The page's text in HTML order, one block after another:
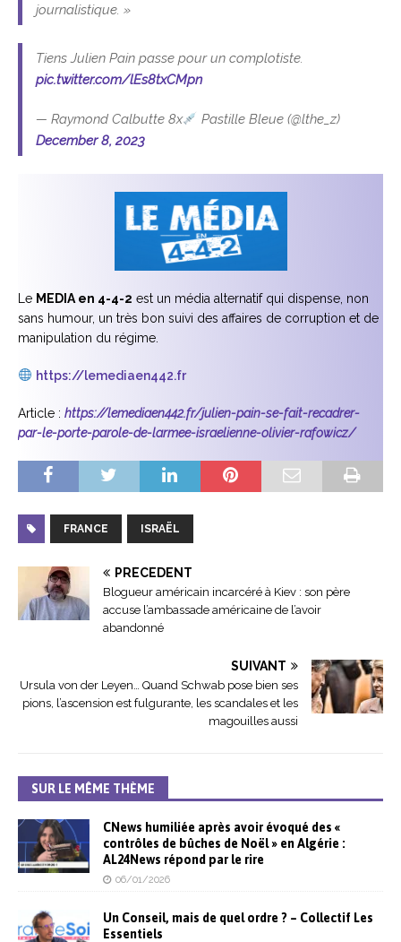
journalistique. »
Tiens Julien Pain passe pour un complotiste.
pic.twitter.com/lEs8txCMpn
— Raymond Calbutte 8x
Pastille Bleue (@lthe_z)
December 8, 2023
Le MEDIA en 4-4-2 est un média alternatif qui dispense, non
sans humour, un très bon suivi des affaires de corruption et de
manipulation du régime.
https://lemediaen442.fr
Article : https://lemediaen442.fr/julien-pain-se-fait-recadrer-
par-le-porte-parole-de-larmee-israelienne-olivier-rafowicz/
FRANCE ISRAËL
PRÉCÉDENT
Blogueur américain incarcéré à Kiev : son père
accuse l’ambassade américaine de l’avoir
abandonné
SUIVANT
Ursula von der Leyen… Quand Schwab pose bien ses
pions, l’ascension est fulgurante, les scandales et les
magouilles aussi
SUR LE MÊME THÈME
CNews humiliée après avoir évoqué des «
contrôles de bûches de Noël » en Algérie :
AL24News répond par le rire
06/01/2026
Un Conseil, mais de quel ordre ? – Collectif Les
Essentiels